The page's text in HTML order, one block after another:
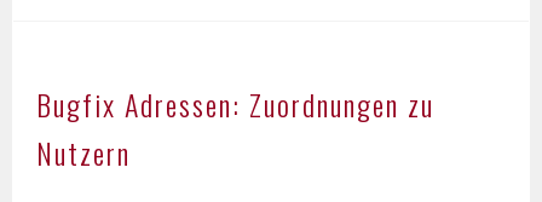
Bugfix Adressen: Zuordnungen zu
Nutzern